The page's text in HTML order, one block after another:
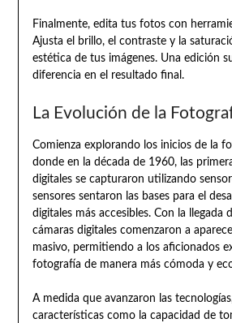
Finalmente, edita tus fotos con
Ajusta el brillo, el contraste y la
estética de tus imágenes. Una edición
diferencia en el resultado final.
La Evolución de la
Comienza explorando los inicios de la
donde en la década de 1960, las
digitales se capturaron utilizando
sensores sentaron las bases para el
digitales más accesibles. Con la llegada
cámaras digitales comenzaron a
masivo, permitiendo a los aficionados
fotografía de manera más cómoda y
A medida que avanzaron las
características como la capacidad de